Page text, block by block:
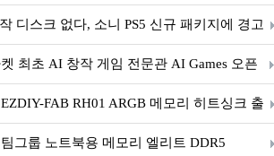
디스크 없다, 소니 PS5 신규 패키지에 경고
최초 AI 창작 게임 전문관 AI Games 오픈
FAB RH01 ARGB 메모리 히트싱크 출
그룹 노트북용 메모리 엘리트 DDR5